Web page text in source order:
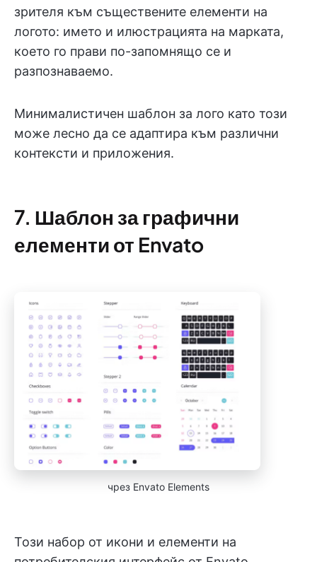
зрителя към съществените елементи на
логото: името и илюстрацията на марката,
което го прави по-запомнящо се и
разпознаваемо.
Минималистичен шаблон за лого като този
може лесно да се адаптира към различни
контексти и приложения.
7. Шаблон за графични
елементи от Envato
чрез Envato Elements
Този набор от икони и елементи на